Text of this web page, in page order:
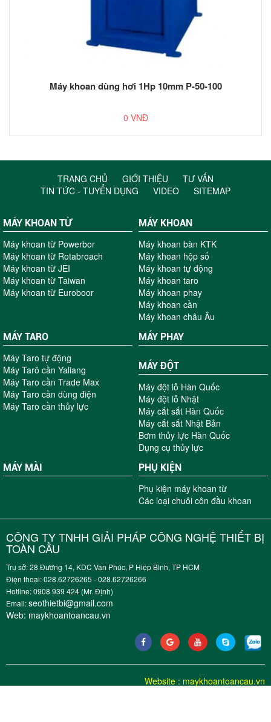
Máy khoan dùng hơi 1Hp 10mm P-50-100
0 VNĐ
TRANG CHỦ GIỚI THIỆU
TƯ VẤN
TIN TỨC - TUYỂN DỤNG
VIDEO SITEMAP
MÁY KHOAN TỪ
Máy khoan từ Powerbor
Máy khoan từ Rotabroach
Máy khoan từ JEI
Máy khoan từ Taiwan
Máy khoan từ Euroboor
MÁY KHOAN
Máy khoan bàn KTK
Máy khoan hộp số
Máy khoan tự động
Máy khoan taro
Máy khoan phay
Máy khoan cần
Máy khoan châu Âu
MÁY TARO
Máy Taro tự động
Máy Tarô cần Yaliang
Máy Taro cần Trade Max
Máy Taro cần dùng điện
Máy Taro cần thủy lực
MÁY PHAY
MÁY ĐỘT
Máy đột lỗ Hàn Quốc
Máy đột lỗ Nhật
Máy cắt sắt Hàn Quốc
Máy cắt sắt Nhật Bản
Bơm thủy lực Hàn Quốc
Dụng cụ thủy lực
MÁY MÀI PHỤ KIỆN
Phụ kiện máy khoan từ
Các loại chuôi côn đầu khoan
CÔNG TY TNHH GIẢI PHÁP CÔNG NGHỆ THIẾT BỊ
TOÀN CẦU
Trụ sở: 28 Đường 14, KDC Vạn Phúc, P Hiệp Bình, TP HCM
Điện thoại: 028.62726265 - 028.62726266
Hotline: 0908 939 424 (Mr. Định)
Email:seothietbi@gmail.com
Web: maykhoantoancau.vn
Website : maykhoantoancau.vn